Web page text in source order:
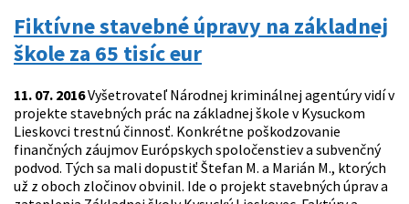
Fiktívne stavebné úpravy na základnej
škole za 65 tisíc eur
11. 07. 2016Vyšetrovateľ Národnej kriminálnej agentúry vidí v
projekte stavebných prác na základnej škole v Kysuckom
Lieskovci trestnú činnosť. Konkrétne poškodzovanie
finančných záujmov Európskych spoločenstiev a subvenčný
podvod. Tých sa mali dopustiť Štefan M. a Marián M., ktorých
už z oboch zločinov obvinil. Ide o projekt stavebných úprav a